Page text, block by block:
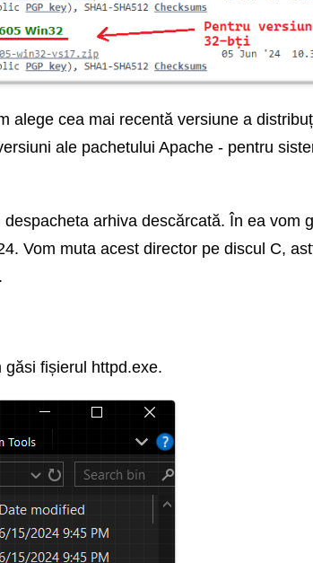
alege cea mai recentă versiune a
ale pachetului Apache - pentru
arhiva descărcată. În ea vom
Vom muta acest director pe discul C,
fișierul httpd.exe.